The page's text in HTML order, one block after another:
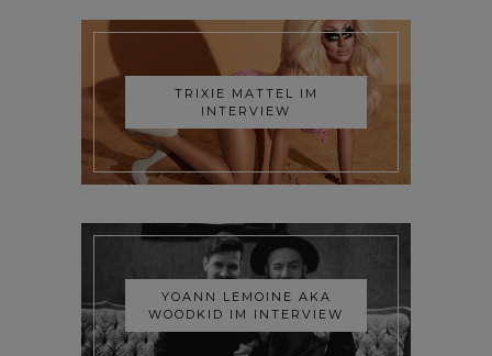
TRIXIE MATTEL IM
INTERVIEW
YOANN LEMOINE AKA
WOODKID IM INTERVIEW